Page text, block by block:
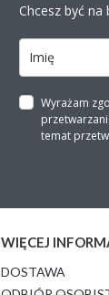
Chcesz być
Wyrażam
temat
WIĘCEJ
DOSTAWA